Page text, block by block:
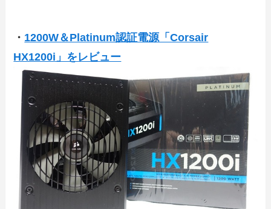
・ 1200W＆Platinum認証電源「Corsair
HX1200i」をレビュー